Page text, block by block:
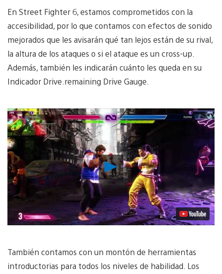
En Street Fighter 6, estamos comprometidos con la
accesibilidad, por lo que contamos con efectos de sonido
mejorados que les avisarán qué tan lejos están de su rival,
la altura de los ataques o si el ataque es un cross-up.
Además, también les indicarán cuánto les queda en su
Indicador Drive.remaining Drive Gauge.
Reproducir
Video
También contamos con un montón de herramientas
introductorias para todos los niveles de habilidad. Los